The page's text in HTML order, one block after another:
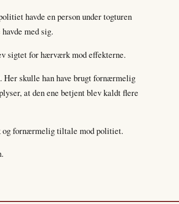
havde en person under togturen
med sig.
sigtet for hærværk mod effekterne.
skulle han have brugt fornærmelig
at den ene betjent blev kaldt flere
og fornærmelig tiltale mod politiet.